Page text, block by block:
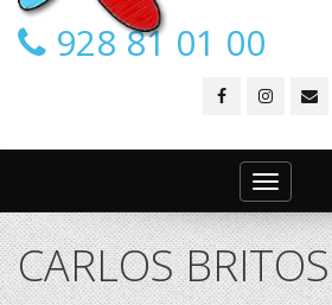
928 81 01 00
Toggle
CARLOS